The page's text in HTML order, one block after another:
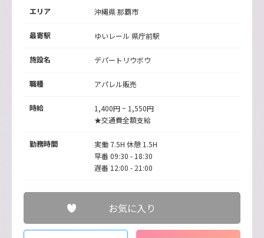
エリア 沖縄県 那覇市
最寄駅 ゆいレール 県庁前駅
施設名 デパートリウボウ
職種 アパレル販売
時給
1,400円 ~ 1,550円
★交通費全額支給
勤務時間
実働 7.5H 休憩 1.5H
早番 09:30 - 18:30
遅番 12:00 - 21:00
お気に入り